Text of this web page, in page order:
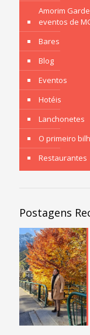
Amorim
eventos de
Bares
Blog
Eventos
Hotéis
Lanchonetes
O primeiro
Restaurantes
Postagens